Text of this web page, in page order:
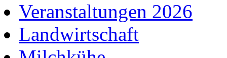
Veranstaltungen 2026
Landwirtschaft